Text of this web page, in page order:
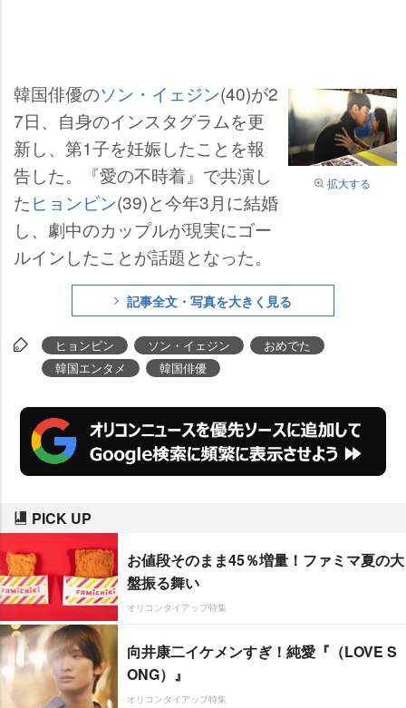
拡大する
韓国俳優のソン・イェジン(40)が2
7日、自身のインスタグラムを更
新し、第1子を妊娠したことを報
告した。『愛の不時着』で共演し
たヒョンビン(39)と今年3月に結婚
し、劇中のカップルが現実にゴー
ルインしたことが話題となった。
記事全文・写真を大きく見る
ヒョンビン ソン・イェジン
おめでた
韓国エンタメ
韓国俳優
PICK UP
お値段そのまま45％増量！ファミマ夏の大
盤振る舞い
オリコンタイアップ特集
向井康二イケメンすぎ！純愛『（LOVE S
ONG）』
オリコンタイアップ特集